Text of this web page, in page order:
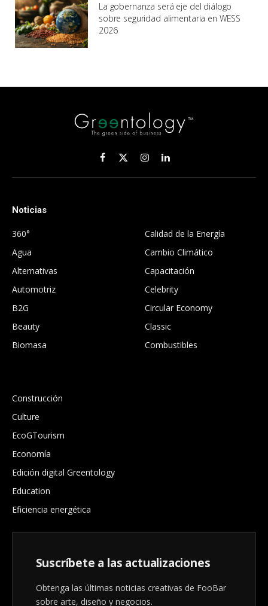
La gobernanza será eje del diálogo
sobre seguridad alimentaria en WESS
2026
Facebook
X
(Twitter)
InstagramLinkedIn
Noticias
360°
Agua
Alternativas
Automotriz
B2G
Beauty
Biomasa
Calidad de la Energía
Cambio Climático
Capacitación
Celebrity
Circular Economy
Classic
Combustibles
Construcción
Culture
EcoGTourism
Economía
Edición digital Greentology
Education
Eficiencia energética
Suscríbete a las actualizaciones
Obtenga las últimas noticias creativas de FooBar
sobre arte, diseño y negocios.